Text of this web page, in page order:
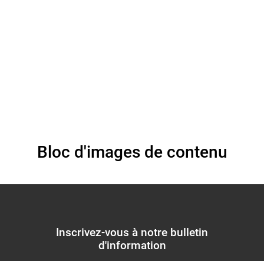
Bloc d'images de contenu
Inscrivez-vous à notre bulletin
d'information